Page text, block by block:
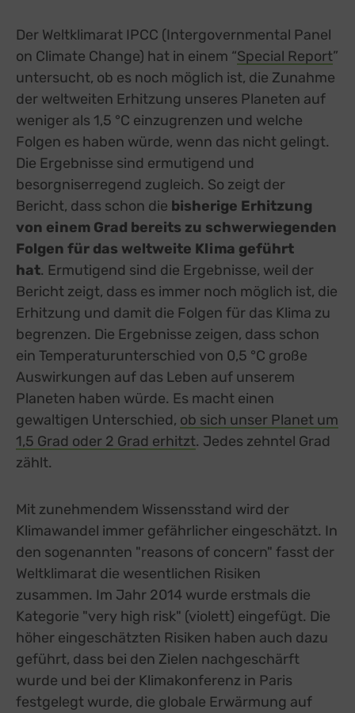
Der Weltklimarat IPCC (Intergovernmental Panel
on Climate Change) hat in einem “Special Report”
untersucht, ob es noch möglich ist, die Zunahme
der weltweiten Erhitzung unseres Planeten auf
weniger als 1,5 °C einzugrenzen und welche
Folgen es haben würde, wenn das nicht gelingt.
Die Ergebnisse sind ermutigend und
besorgniserregend zugleich. So zeigt der
Bericht, dass schon die bisherige Erhitzung
von einem Grad bereits zu schwerwiegenden
Folgen für das weltweite Klima geführt
hat. Ermutigend sind die Ergebnisse, weil der
Bericht zeigt, dass es immer noch möglich ist, die
Erhitzung und damit die Folgen für das Klima zu
begrenzen. Die Ergebnisse zeigen, dass schon
ein Temperaturunterschied von 0,5 °C große
Auswirkungen auf das Leben auf unserem
Planeten haben würde. Es macht einen
gewaltigen Unterschied, ob sich unser Planet um
1,5 Grad oder 2 Grad erhitzt. Jedes zehntel Grad
zählt.
Mit zunehmendem Wissensstand wird der
Klimawandel immer gefährlicher eingeschätzt. In
den sogenannten "reasons of concern" fasst der
Weltklimarat die wesentlichen Risiken
zusammen. Im Jahr 2014 wurde erstmals die
Kategorie "very high risk" (violett) eingefügt. Die
höher eingeschätzten Risiken haben auch dazu
geführt, dass bei den Zielen nachgeschärft
wurde und bei der Klimakonferenz in Paris
festgelegt wurde, die globale Erwärmung auf